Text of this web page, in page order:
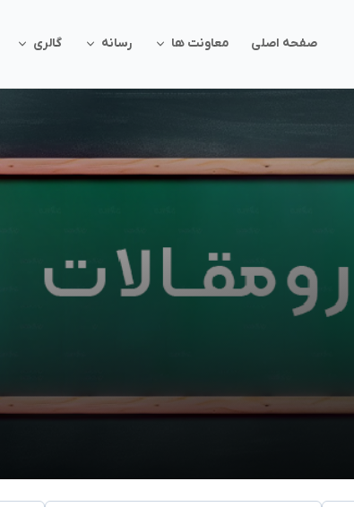
صفحه اصلی معاونت ها رسانه گالری